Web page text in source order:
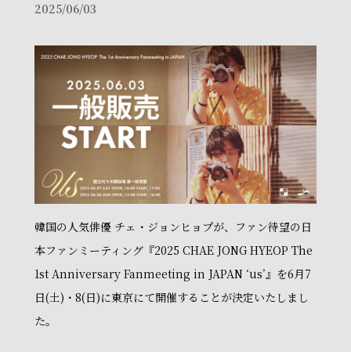
2025/06/03
韓国の人気俳優 チェ・ジョンヒョプが、ファン待望の日
本ファンミーティング『2025 CHAE JONG HYEOP The
1st Anniversary Fanmeeting in JAPAN ‘us’』を6月7
日(土)・8(日)に東京にて開催することが決定いたしまし
た。